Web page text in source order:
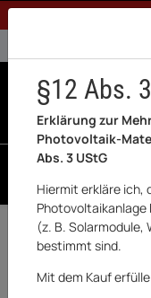
1% Rabatt bei
Zurück Marstek
§12 Abs.
Erklärung zur
Photovoltaik-
Abs. 3 UStG
Hiermit erkläre ich,
Photovoltaikanlage
(z. B.
bestimmt sind.
Mit dem Kauf